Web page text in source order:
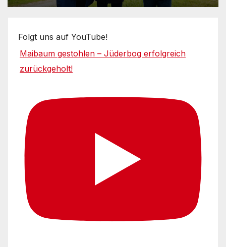
Folgt uns auf YouTube!
Maibaum gestohlen – Jüderbog erfolgreich
zurückgeholt!